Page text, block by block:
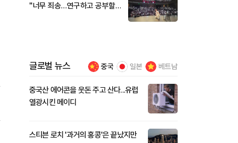
"너무 죄송…연구하고 공부할
글로벌 뉴스 중국 일본 베트남
중국산 에어콘을 웃돈 주고 산다...유럽
열광시킨 메이디
스티븐 로치 '과거의 홍콩'은 끝났지만